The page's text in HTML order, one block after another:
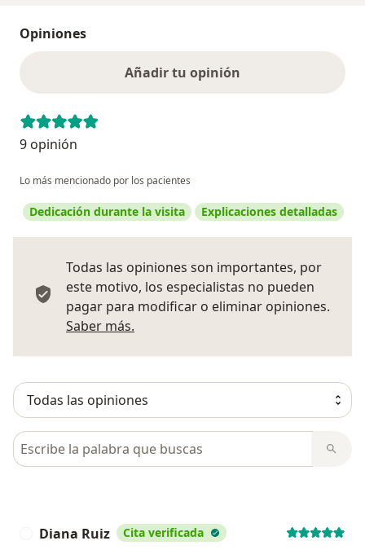
Opiniones
Añadir tu opinión
9 opinión
Lo más mencionado por los pacientes
Dedicación durante la visita Explicaciones detalladas
Todas las opiniones son importantes, por
este motivo, los especialistas no pueden
pagar para modificar o eliminar opiniones.
Saber más.
Busca en opiniones
Diana Ruiz Cita verificada